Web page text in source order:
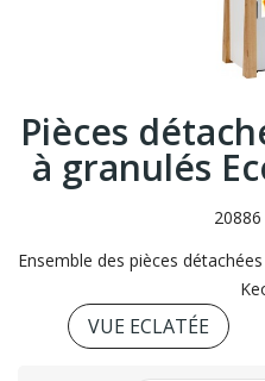
Pièces
à granulés
Ensemble des pièces
VUE ECLATÉE